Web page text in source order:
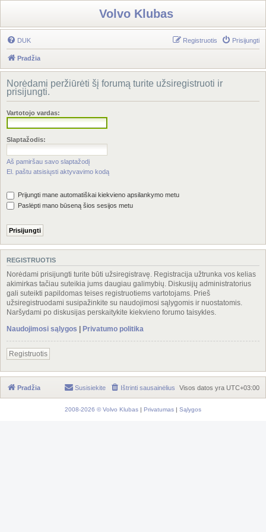
Volvo Klubas
DUK Prisijungti
Registruotis
Pradžia
Norėdami peržiūrėti šį forumą turite užsiregistruoti ir
prisijungti.
Vartotojo vardas:
Slaptažodis:
Aš pamiršau savo slaptažodį
El. paštu atsisiųsti aktyvavimo kodą
Prijungti mane automatiškai kiekvieno apsilankymo metu
Paslėpti mano būseną šios sesijos metu
REGISTRUOTIS
Norėdami prisijungti turite būti užsiregistravę. Registracija užtrunka vos kelias
akimirkas tačiau suteikia jums daugiau galimybių. Diskusijų administratorius
gali suteikti papildomas teises registruotiems vartotojams. Prieš
užsiregistruodami susipažinkite su naudojimosi sąlygomis ir nuostatomis.
Naršydami po diskusijas perskaitykite kiekvieno forumo taisykles.
Naudojimosi sąlygos | Privatumo politika
Registruotis
Pradžia Visos datos yra UTC+03:00
Ištrinti sausainėlius
Susisiekite
2008-2026 © Volvo Klubas | Privatumas | Sąlygos